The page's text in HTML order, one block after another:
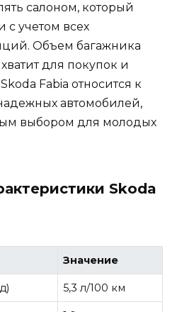
салоном, который
с учетом всех
Объем багажника
для покупок и
Fabia относится к
автомобилей,
выбором для молодых
Skoda
Значение
5,3 л/100 км